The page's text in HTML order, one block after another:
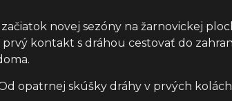
novej sezóny na žarnovickej
kontakt s dráhou cestovať do
opatrnej skúšky dráhy v prvých